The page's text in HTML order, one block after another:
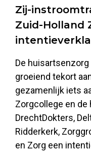
Zij-
Zuid-Holland
De
groeiend tekort
gezamenlijk iets
Zorgcollege en
DrechtDokters,
Ridderkerk,
en Zorg een